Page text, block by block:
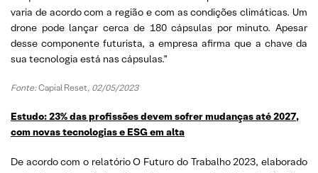
varia de acordo com a região e com as condições climáticas. Um
drone pode lançar cerca de 180 cápsulas por minuto. Apesar
desse componente futurista, a empresa afirma que a chave da
sua tecnologia está nas cápsulas.”
Fonte:Capial Reset, 02/05/2023
Estudo: 23% das profissões devem sofrer mudanças até 2027,
com novas tecnologias e ESG em alta
De acordo com o relatório O Futuro do Trabalho 2023, elaborado